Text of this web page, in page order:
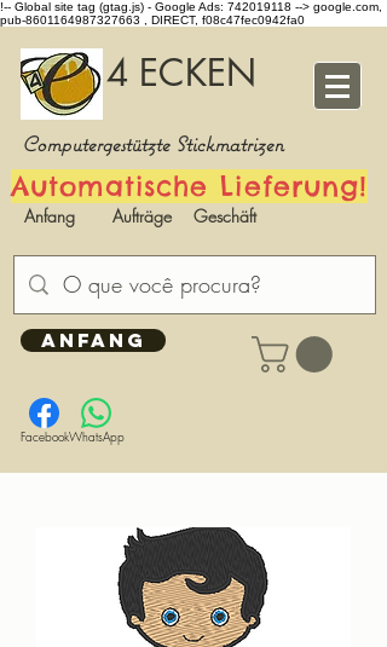
!-- Global site tag (gtag.js) - Google Ads: 742019118 --> google.com,
pub-8601164987327663 , DIRECT, f08c47fec0942fa0
4 ECKEN
Computergestützte Stickmatrizen
Automatische Lieferung!
Anfang Aufträge Geschäft
ANFANG
FacebookWhatsApp